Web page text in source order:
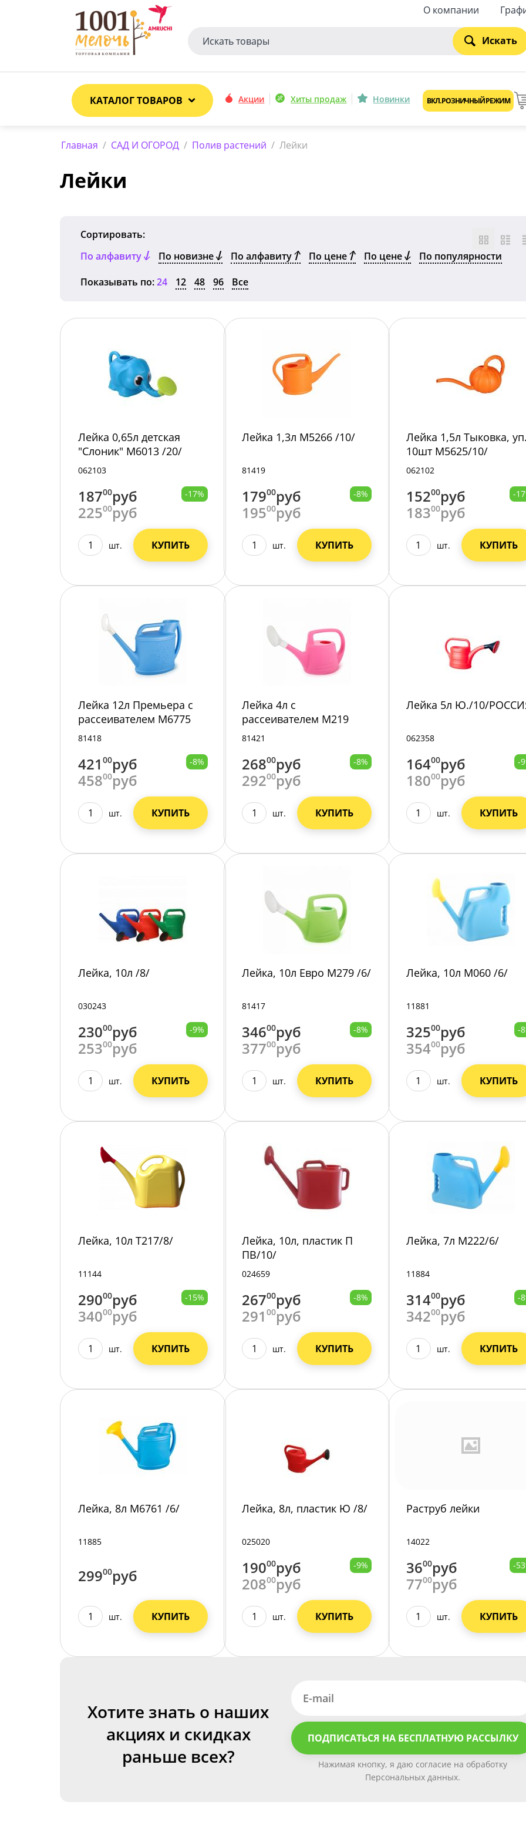
О компании
Искать
КАТАЛОГ ТОВАРОВ Акции Хиты продаж Новинки ВКЛ. РОЗНИЧНЫЙ РЕЖИМ
Главная / САД И ОГОРОД / Полив растений / Лейки
Лейки
Сортировать:
По алфавиту
По новизне По алфавиту По цене По цене
По популярности
Показывать по:24 12 48 96 Все
Лейка 0,65л детская
"Слоник" М6013 /20/
062103
18700руб
22500руб
-17%
шт. КУПИТЬ
Лейка 1,3л М5266 /10/
81419
17900руб
19500руб
-8%
шт. КУПИТЬ
Лейка 1,5л Тыковка,
10шт М5625/10/
062102
15200руб
18300руб
-
шт. КУПИТЬ
Лейка 12л Премьера с
рассеивателем М6775
/6/
81418
421 00руб
45800руб
-8%
шт. КУПИТЬ
Лейка 4л с
рассеивателем М219
/10/
81421
26800руб
29200руб
-8%
шт. КУПИТЬ
Лейка 5л Ю./10/
062358
16400руб
18000руб
-
шт. КУПИТЬ
Лейка, 10л /8/
030243
23000руб
25300руб
-9%
шт. КУПИТЬ
Лейка, 10л Евро М279 /6/
81417
34600руб
37700руб
-8%
шт. КУПИТЬ
Лейка, 10л М060 /6/
11881
32500руб
35400руб
-
шт. КУПИТЬ
Лейка, 10л Т217/8/
11144
29000руб
34000руб
-15%
шт. КУПИТЬ
Лейка, 10л, пластик П
ПВ/10/
024659
26700руб
29100руб
-8%
шт. КУПИТЬ
Лейка, 7л М222/6/
11884
31400руб
34200руб
-
шт. КУПИТЬ
Лейка, 8л М6761 /6/
11885
29900руб
шт. КУПИТЬ
Лейка, 8л, пластик Ю /8/
025020
19000руб
20800руб
-9%
шт. КУПИТЬ
Раструб лейки
14022
3600руб
7700руб
-
шт. КУПИТЬ
Хотите знать о наших
акциях и скидках
раньше всех?
ПОДПИСАТЬСЯ НА БЕСПЛАТНУЮ РАССЫЛКУ
Нажимая кнопку, я даю согласие на обработку
Персональных данных.